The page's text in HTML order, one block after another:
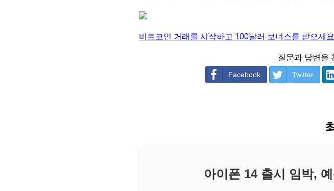
비트코인 거래를 시작하고 100달러 보너스를 받으세
질문과 답변을
Facebook Twitter
아이폰 14 출시 임박,